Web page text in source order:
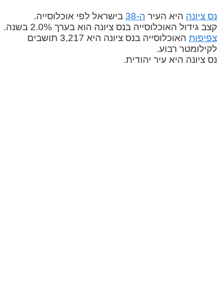
נס ציונה היא העיר ה-38
בישראל לפי אוכלוסייה.
קצב גידול האוכלוסייה בנס ציונה הוא בערך 2.0% בשנה.
צפיפות
האוכלוסייה בנס ציונה היא 3,217 תושבים
לקילומטר רבוע.
נס ציונה היא עיר יהודית.